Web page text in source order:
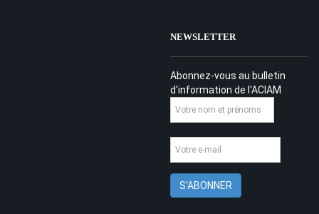
NEWSLETTER
Abonnez-vous au bulletin
d'information de l'ACIAM